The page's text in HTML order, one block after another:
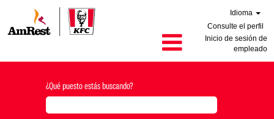
Idioma
Consulte el perfil
Inicio de sesión de
empleado
¿Qué puesto estás buscando?